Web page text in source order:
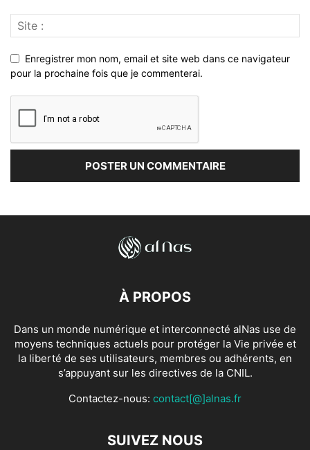
Enregistrer mon nom, email et site web dans ce navigateur
pour la prochaine fois que je commenterai.
À PROPOS
Dans un monde numérique et interconnecté alNas use de
moyens techniques actuels pour protéger la Vie privée et
la liberté de ses utilisateurs, membres ou adhérents, en
s’appuyant sur les directives de la CNIL.
Contactez-nous: contact[@]alnas.fr
SUIVEZ NOUS